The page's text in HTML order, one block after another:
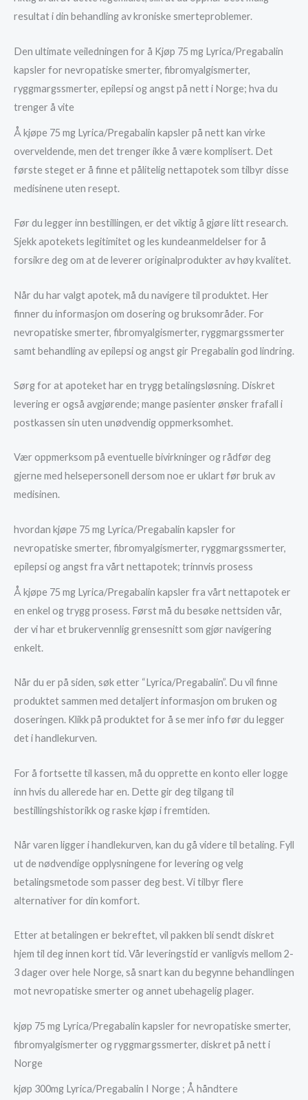
resultat i din behandling av kroniske smerteproblemer.
Den ultimate veiledningen for å Kjøp 75 mg Lyrica/Pregabalin
kapsler for nevropatiske smerter, fibromyalgismerter,
ryggmargssmerter, epilepsi og angst på nett i Norge; hva du
trenger å vite
Å kjøpe 75 mg Lyrica/Pregabalin kapsler på nett kan virke
overveldende, men det trenger ikke å være komplisert. Det
første steget er å finne et pålitelig nettapotek som tilbyr disse
medisinene uten resept.
Før du legger inn bestillingen, er det viktig å gjøre litt research.
Sjekk apotekets legitimitet og les kundeanmeldelser for å
forsikre deg om at de leverer originalprodukter av høy kvalitet.
Når du har valgt apotek, må du navigere til produktet. Her
finner du informasjon om dosering og bruksområder. For
nevropatiske smerter, fibromyalgismerter, ryggmargssmerter
samt behandling av epilepsi og angst gir Pregabalin god lindring.
Sørg for at apoteket har en trygg betalingsløsning. Diskret
levering er også avgjørende; mange pasienter ønsker frafall i
postkassen sin uten unødvendig oppmerksomhet.
Vær oppmerksom på eventuelle bivirkninger og rådfør deg
gjerne med helsepersonell dersom noe er uklart før bruk av
medisinen.
hvordan kjøpe 75 mg Lyrica/Pregabalin kapsler for
nevropatiske smerter, fibromyalgismerter, ryggmargssmerter,
epilepsi og angst fra vårt nettapotek; trinnvis prosess
Å kjøpe 75 mg Lyrica/Pregabalin kapsler fra vårt nettapotek er
en enkel og trygg prosess. Først må du besøke nettsiden vår,
der vi har et brukervennlig grensesnitt som gjør navigering
enkelt.
Når du er på siden, søk etter “Lyrica/Pregabalin”. Du vil finne
produktet sammen med detaljert informasjon om bruken og
doseringen. Klikk på produktet for å se mer info før du legger
det i handlekurven.
For å fortsette til kassen, må du opprette en konto eller logge
inn hvis du allerede har en. Dette gir deg tilgang til
bestillingshistorikk og raske kjøp i fremtiden.
Når varen ligger i handlekurven, kan du gå videre til betaling. Fyll
ut de nødvendige opplysningene for levering og velg
betalingsmetode som passer deg best. Vi tilbyr flere
alternativer for din komfort.
Etter at betalingen er bekreftet, vil pakken bli sendt diskret
hjem til deg innen kort tid. Vår leveringstid er vanligvis mellom 2-
3 dager over hele Norge, så snart kan du begynne behandlingen
mot nevropatiske smerter og annet ubehagelig plager.
kjøp 75 mg Lyrica/Pregabalin kapsler for nevropatiske smerter,
fibromyalgismerter og ryggmargssmerter, diskret på nett i
Norge
kjøp 300mg Lyrica/Pregabalin I Norge ; Å håndtere